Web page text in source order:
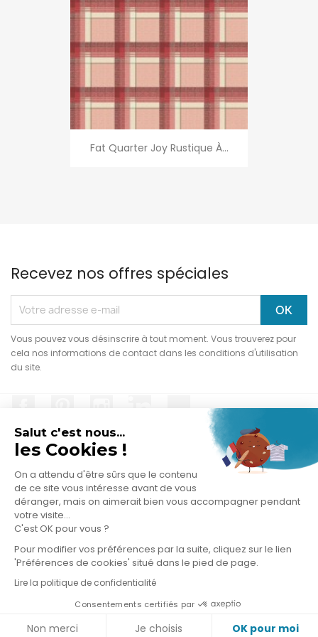
Fat Quarter Joy Rustique À...
Recevez nos offres spéciales
Vous pouvez vous désinscrire à tout moment. Vous trouverez pour
cela nos informations de contact dans les conditions d'utilisation
du site.
PRODUITS
NOTRE SOCIÉTÉ
VOTRE COMPTE
© 2026 - Logiciel e-commerce par PrestaShop™
Salut c'est nous...
les Cookies !
On a attendu d'être sûrs que le contenu
de ce site vous intéresse avant de vous
déranger, mais on aimerait bien vous accompagner pendant
votre visite...
C'est OK pour vous ?
Pour modifier vos préférences par la suite, cliquez sur le lien
'Préférences de cookies' situé dans le pied de page.
Lire la politique de confidentialité
Consentements certifiés par
Non merci Je choisis OK pour moi